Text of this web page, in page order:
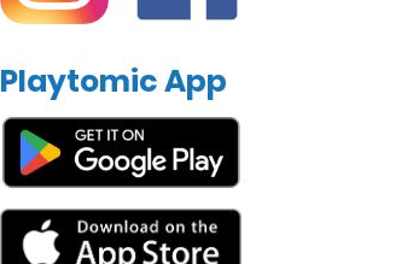
Playtomic App